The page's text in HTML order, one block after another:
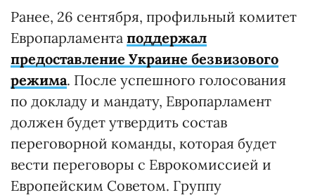
Ранее, 26 сентября, профильный комитет
Европарламента поддержал
предоставление Украине безвизового
режима. После успешного голосования
по докладу и мандату, Европарламент
должен будет утвердить состав
переговорной команды, которая будет
вести переговоры с Еврокомиссией и
Европейским Советом. Группу